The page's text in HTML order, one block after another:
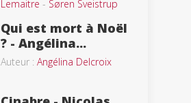
Lemaitre - Søren Sveistrup
Qui est mort à Noël
? - Angélina...
Auteur : Angélina Delcroix